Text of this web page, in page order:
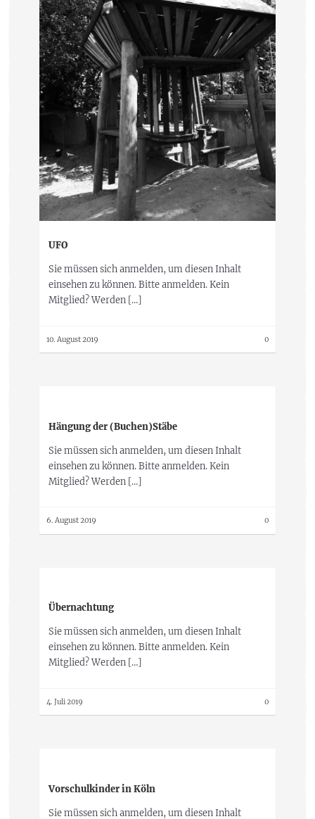
UFO
Sie müssen sich anmelden, um diesen Inhalt
einsehen zu können. Bitte anmelden. Kein
Mitglied? Werden […]
10. August 2019 0
Hängung der (Buchen)Stäbe
Sie müssen sich anmelden, um diesen Inhalt
einsehen zu können. Bitte anmelden. Kein
Mitglied? Werden […]
6. August 2019 0
Übernachtung
Sie müssen sich anmelden, um diesen Inhalt
einsehen zu können. Bitte anmelden. Kein
Mitglied? Werden […]
4. Juli 2019 0
Vorschulkinder in Köln
Sie müssen sich anmelden, um diesen Inhalt